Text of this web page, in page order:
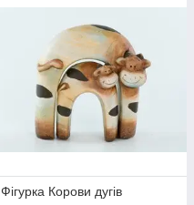
Фігурка Корови дугів